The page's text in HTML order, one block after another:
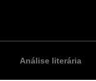
Análise literária